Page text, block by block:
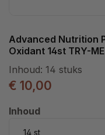
Advanced Nutrition
Oxidant 14st TRY-
Inhoud: 14 stuks
€ 10,00
Selecteer
Inhoud